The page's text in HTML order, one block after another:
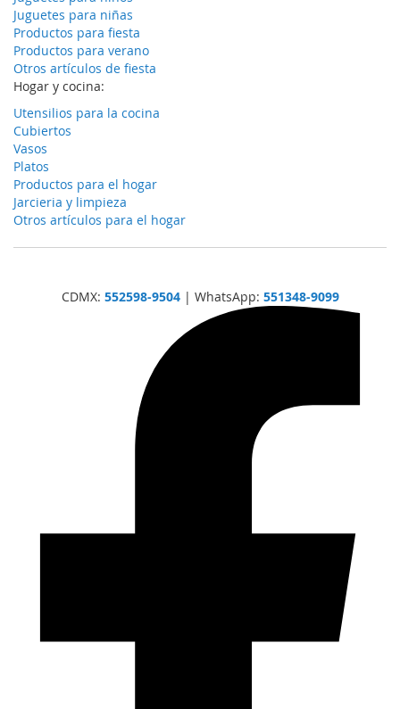
Juguetes para niñas
Productos para fiesta
Productos para verano
Otros artículos de fiesta
Hogar y cocina:
Utensilios para la cocina
Cubiertos
Vasos
Platos
Productos para el hogar
Jarcieria y limpieza
Otros artículos para el hogar
CDMX: 552598-9504| WhatsApp: 551348-9099